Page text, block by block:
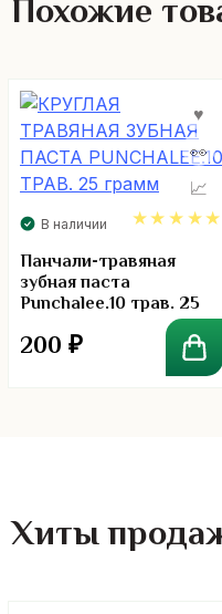
Похожие
В наличии
5.00
Панчали-травяная
зубная паста
Punchalee.10 трав. 25
200 ₽
Хиты